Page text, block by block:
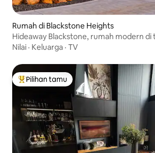
Rumah di Blackstone Heights
Hideaway Blackstone, rumah modern di
Nilai · Keluarga · TV
Pilihan tamu terpopuler
Pilihan tamu